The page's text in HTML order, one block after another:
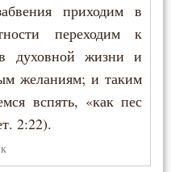
приходим в
переходим к
духовной жизни и
желаниям; и таким
вспять, «как пес
2:22).